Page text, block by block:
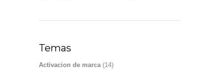
Temas
Activacion de marca(14)